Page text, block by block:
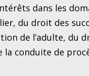
dans les
du droit des
de l’adulte, du
conduite de